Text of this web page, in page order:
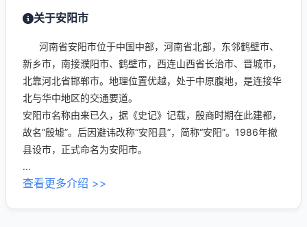
关于安阳市
河南省安阳市位于中国中部，河南省北部，东邻鹤壁市、
新乡市，南接濮阳市、鹤壁市，西连山西省长治市、晋城市，
北靠河北省邯郸市。地理位置优越，处于中原腹地，是连接华
北与华中地区的交通要道。
安阳市名称由来已久，据《史记》记载，殷商时期在此建都，
故名“殷墟”。后因避讳改称“安阳县”，简称“安阳”。1986年撤
县设市，正式命名为安阳市。
...
查看更多介绍 >>